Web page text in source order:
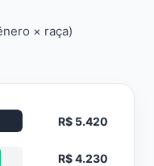
× raça)
R$ 5.420
R$ 4.230